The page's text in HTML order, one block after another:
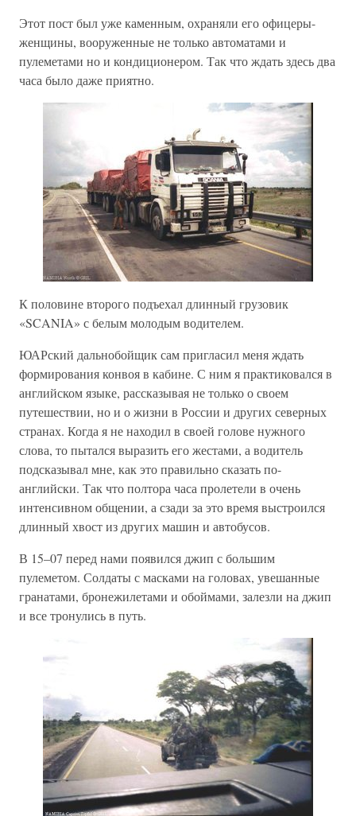
Этот пост был уже каменным, охраняли его офицеры-
женщины, вооруженные не только автоматами и
пулеметами но и кондиционером. Так что ждать здесь два
часа было даже приятно.
К половине второго подъехал длинный грузовик
«SCANIA» с белым молодым водителем.
ЮАРский дальнобойщик сам пригласил меня ждать
формирования конвоя в кабине. С ним я практиковался в
английском языке, рассказывая не только о своем
путешествии, но и о жизни в России и других северных
странах. Когда я не находил в своей голове нужного
слова, то пытался выразить его жестами, а водитель
подсказывал мне, как это правильно сказать по-
английски. Так что полтора часа пролетели в очень
интенсивном общении, а сзади за это время выстроился
длинный хвост из других машин и автобусов.
В 15–07 перед нами появился джип с большим
пулеметом. Солдаты с масками на головах, увешанные
гранатами, бронежилетами и обоймами, залезли на джип
и все тронулись в путь.